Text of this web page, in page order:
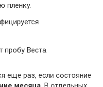
пленку.
пробу Веста.
еще раз, если состояние